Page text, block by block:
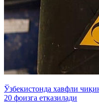
Ўзбекистонда хавфли
20 фоизга етказилади